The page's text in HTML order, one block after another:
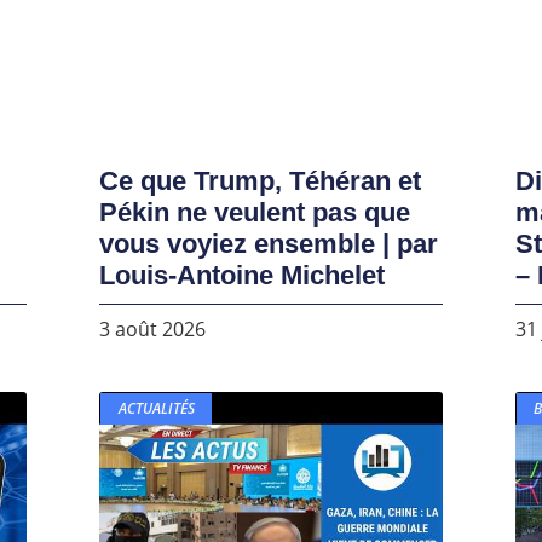
Ce que Trump, Téhéran et
Pékin ne veulent pas que
vous voyiez ensemble | par
Louis-Antoine Michelet
3 août 2026
–
ACTUALITÉS